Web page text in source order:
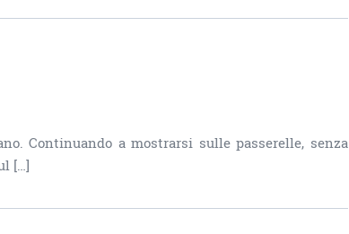
Continuando a mostrarsi sulle passerelle, senza
[…]